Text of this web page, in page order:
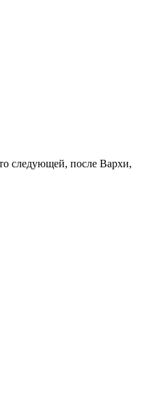
следующей, после Вархи,